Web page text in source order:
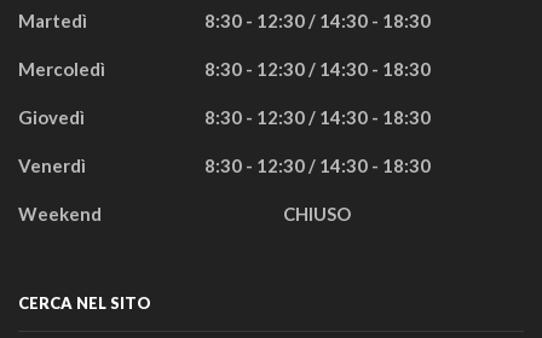
Martedì 8:30 - 12:30 / 14:30 - 18:30
Mercoledì 8:30 - 12:30 / 14:30 - 18:30
Giovedì 8:30 - 12:30 / 14:30 - 18:30
Venerdì 8:30 - 12:30 / 14:30 - 18:30
Weekend CHIUSO
CERCA NEL SITO